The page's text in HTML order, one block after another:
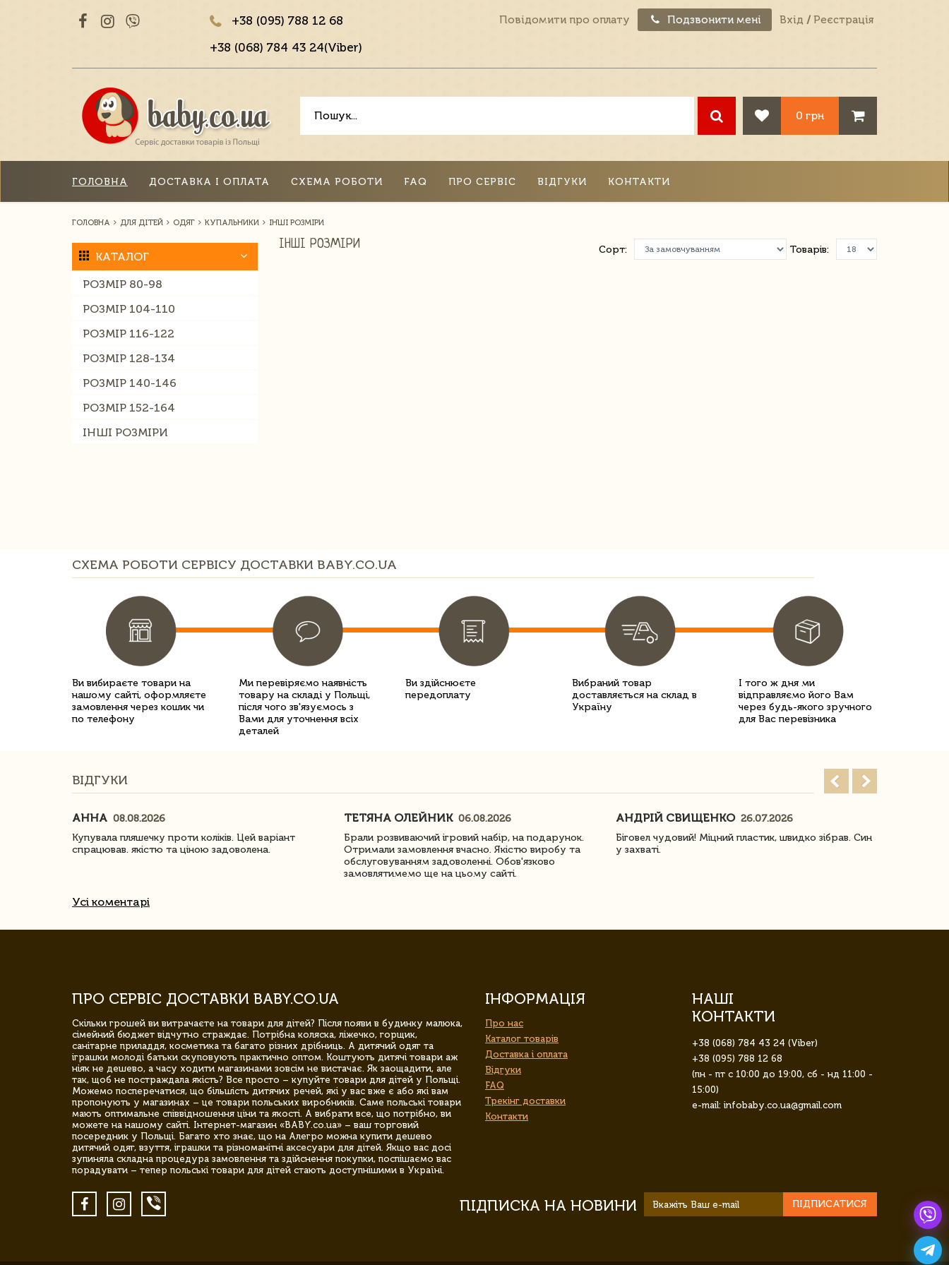
+38 (095) 788 12 68
+38 (068) 784 43 24(Viber)
Повідомити про оплату Подзвонити мені Вхід / Реєстрація
0 грн
ГОЛОВНА ДОСТАВКА І ОПЛАТА СХЕМА РОБОТИ FAQ ПРО СЕРВІС ВІДГУКИ КОНТАКТИ
ГОЛОВНА ДЛЯ ДІТЕЙ ОДЯГ КУПАЛЬНИКИ ІНШІ РОЗМІРИ
КАТАЛОГ
РОЗМІР 80-98
РОЗМІР 104-110
РОЗМІР 116-122
РОЗМІР 128-134
РОЗМІР 140-146
РОЗМІР 152-164
ІНШІ РОЗМІРИ
ІНШІ РОЗМІРИ Товарів:
Сорт:
СХЕМА РОБОТИ СЕРВІСУ ДОСТАВКИ BABY.CO.UA
Ви вибираєте товари на
нашому сайті, оформляєте
замовлення через кошик чи
по телефону
Ми перевіряємо наявність
товару на складі у Польщі,
після чого зв'язуємось з
Вами для уточнення всіх
деталей
Ви здійснюєте
передоплату
Вибраний товар
доставляється на склад в
Україну
І того ж дня ми
відправляємо його Вам
через будь-якого зручного
для Вас перевізника
ВІДГУКИ
АННА 08.08.2026
Купувала пляшечку проти коліків. Цей варіант
спрацював. якістю та ціною задоволена.
ТЕТЯНА ОЛЕЙНИК 06.08.2026
Брали розвиваючий ігровий набір, на подарунок.
Отримали замовлення вчасно. Якістю виробу та
обслуговуванням задоволенні. Обов'язково
замовлятимемо ще на цьому сайті.
АНДРІЙ СВИЩЕНКО 26.07.2026
Біговел чудовий! Міцний пластик, швидко зібрав. Син
у захваті.
Усі коментарі
ПРО СЕРВІС ДОСТАВКИ BABY.CO.UA
Скільки грошей ви витрачаєте на товари для дітей? Після появи в будинку малюка,
сімейний бюджет відчутно страждає. Потрібна коляска, ліжечко, горщик,
санітарне приладдя, косметика та багато різних дрібниць. А дитячий одяг та
іграшки молоді батьки скуповують практично оптом. Коштують дитячі товари аж
ніяк не дешево, а часу ходити магазинами зовсім не вистачає. Як заощадити, але
так, щоб не постраждала якість? Все просто – купуйте товари для дітей у Польщі.
Можемо посперечатися, що більшість дитячих речей, які у вас вже є або які вам
пропонують у магазинах – це товари польських виробників. Саме польські товари
мають оптимальне співвідношення ціни та якості. А вибрати все, що потрібно, ви
можете на нашому сайті. Інтернет-магазин «BABY.co.ua» – ваш торговий
посередник у Польщі. Багато хто знає, що на Алегро можна купити дешево
дитячий одяг, взуття, іграшки та різноманітні аксесуари для дітей. Якщо вас досі
зупиняла складна процедура замовлення та здійснення покупки, поспішаємо вас
порадувати – тепер польські товари для дітей стають доступнішими в Україні.
ІНФОРМАЦІЯ
Про нас
Каталог товарів
Доставка і оплата
Відгуки
FAQ
Трекінг доставки
Контакти
НАШІ
КОНТАКТИ
+38 (068) 784 43 24 (Viber)
+38 (095) 788 12 68
(пн - пт с 10:00 до 19:00, сб - нд 11:00 -
15:00)
e-mail: infobaby.co.ua@gmail.com
ПІДПИСКА НА НОВИНИ ПІДПИСАТИСЯ